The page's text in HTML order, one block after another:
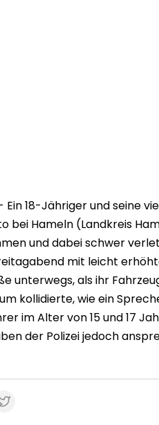
Ein 18-Jähriger und seine
bei Hameln (Landkreis
und dabei schwer
mit leicht
unterwegs, als ihr
kollidierte, wie ein
im Alter von 15 und 17
der Polizei jedoch